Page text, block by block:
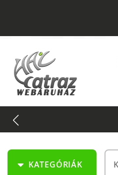
KATEGÓRIÁK